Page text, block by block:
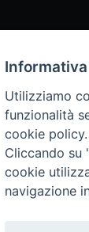
Informativa
Utilizziamo
funzionalità
cookie policy.
Cliccando su
cookie
navigazione